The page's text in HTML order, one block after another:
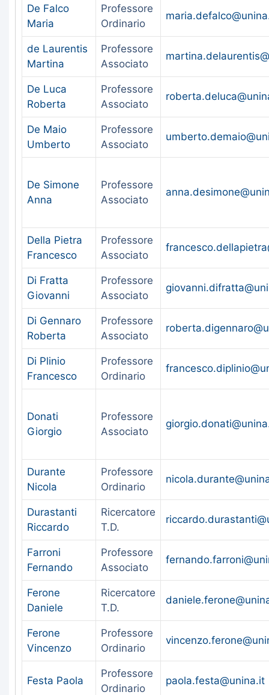
De Falco
Maria
Professore
Ordinario
de Laurentis
Martina
Professore
Associato
De Luca
Roberta
Professore
Associato
De Maio
Umberto
Professore
Associato
De Simone
Anna
Professore
Associato
Della Pietra
Francesco
Professore
Associato
Di Fratta
Giovanni
Professore
Associato
Di Gennaro
Roberta
Professore
Associato
Di Plinio
Francesco
Professore
Ordinario
Donati
Giorgio
Professore
Associato
Durante
Nicola
Professore
Ordinario
Durastanti
Riccardo
Ricercatore
T.D.
Farroni
Fernando
Professore
Associato
Ferone
Daniele
Ricercatore
T.D.
Ferone
Vincenzo
Professore
Ordinario
Festa Paola
Professore
Ordinario
paola.festa@unina.it